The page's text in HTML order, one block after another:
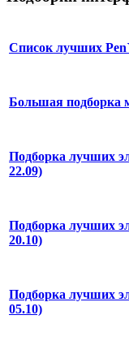
Список лучших
Большая подборка
Подборка лучших
22.09)
Подборка лучших
20.10)
Подборка лучших
05.10)